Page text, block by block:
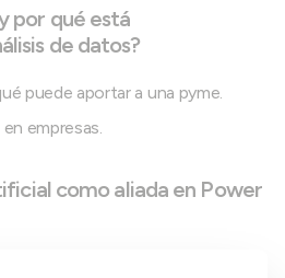
por qué está
de datos?
puede aportar a una pyme.
empresas.
como aliada en Power